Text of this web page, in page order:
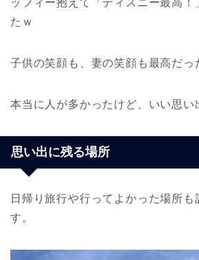
たｗ
子供の笑顔も、妻の笑顔も最高だっ
本当に人が多かったけど、いい思い
思い出に残る場所
日帰り旅行や行ってよかった場所も
す。